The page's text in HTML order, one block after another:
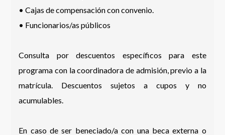
• Cajas de compensación con convenio.
• Funcionarios/as públicos
Consulta por descuentos específicos para este
programa con la coordinadora de admisión, previo a la
matrícula. Descuentos sujetos a cupos y no
acumulables.
En caso de ser beneciado/a con una beca externa o